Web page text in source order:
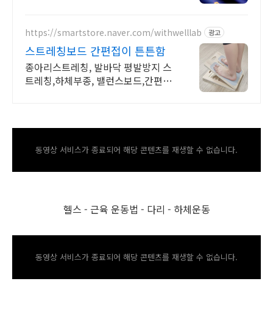
https://smartstore.naver.com/withwelllab 광고
스트레칭보드 간편접이 튼튼함
종아리스트레칭, 발바닥 평발방지 스
트레칭,하체부종, 밸런스보드,간편한
동영상 서비스가 종료되어 해당 콘텐츠를 재생할 수 없습니다.
헬스 - 근육 운동법 - 다리 - 하체운동
동영상 서비스가 종료되어 해당 콘텐츠를 재생할 수 없습니다.